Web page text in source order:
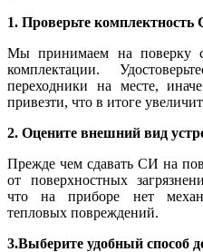
1. Проверьте комплектность
Мы принимаем на поверку
комплектации.
переходники на месте,
привезти, что в итоге
2. Оцените внешний вид
Прежде чем сдавать СИ на
от поверхностных
что на приборе нет
тепловых повреждений.
3.Выберите удобный способ